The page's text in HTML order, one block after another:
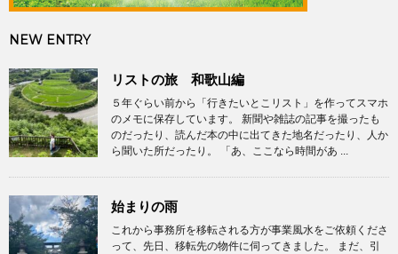
NEW ENTRY
リストの旅 和歌山編
５年ぐらい前から「行きたいとこリスト」を作ってスマホ
のメモに保存しています。 新聞や雑誌の記事を撮ったも
のだったり、読んだ本の中に出てきた地名だったり、人か
ら聞いた所だったり。 「あ、ここなら時間があ ...
始まりの雨
これから事務所を移転される方が事業風水をご依頼くださ
って、先日、移転先の物件に伺ってきました。 まだ、引